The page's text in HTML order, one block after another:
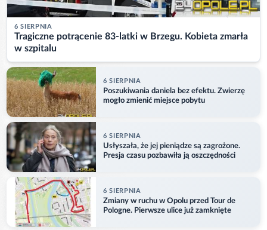
6 SIERPNIA
Tragiczne potrącenie 83-latki w Brzegu. Kobieta zmarła
w szpitalu
6 SIERPNIA
Poszukiwania daniela bez efektu. Zwierzę
mogło zmienić miejsce pobytu
6 SIERPNIA
Usłyszała, że jej pieniądze są zagrożone.
Presja czasu pozbawiła ją oszczędności
6 SIERPNIA
Zmiany w ruchu w Opolu przed Tour de
Pologne. Pierwsze ulice już zamknięte